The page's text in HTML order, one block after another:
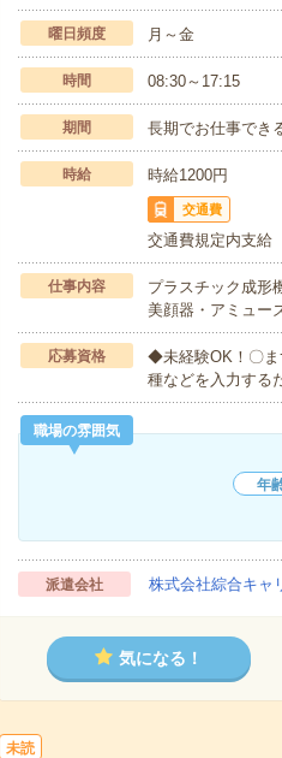
曜日頻度 月～金
時間 08:30～17:15
期間 長期でお仕事でき
時給 時給1200円
交通費
交通費規定内支給
仕事内容
プラスチック成形
美顔器・アミュ
応募資格
◆未経験OK！〇ま
種などを入力する
職場の雰囲気
年
派遣会社 株式会社綜合キャ
気になる！
未読